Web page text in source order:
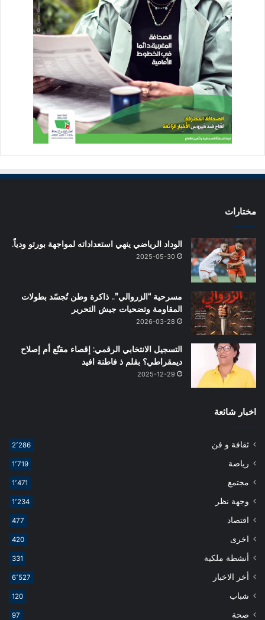
مختارات
الوداد الرياضي ينهي استعداداته لمواجهة بورتو ودياً.
2025-05-30
مسرحية “الزروالي”.. ذاكرة وطن تُجسّد بطولات
المقاومة وتضحيات جيش التحرير
2026-03-28
التسجيل الانتخابي الرقمي: إقصاء مقنّع أم إصلاح
ديمقراطي؟ بقلم ذ فاطنة افيد
2025-12-29
اخبار شائعة
ثقافة و فن 2٬286
رياضة 1٬719
مجتمع 1٬471
وجهة نظر 1٬234
اقتصاد 477
اخرى 420
أنشطة ملكية 331
أخر الاخبار 6٬527
شباب 120
صحة 97